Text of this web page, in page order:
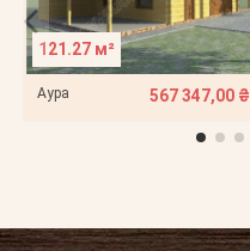
121.27 м²
Аура 567 347,00 ₴